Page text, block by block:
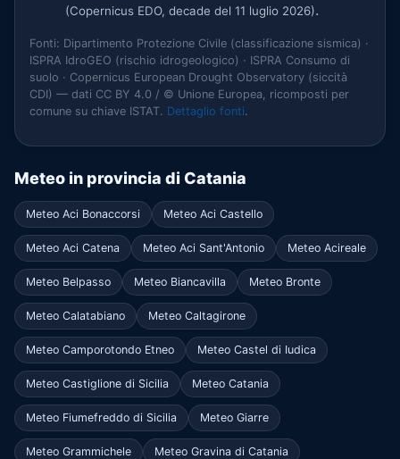
(Copernicus EDO, decade del 11 luglio 2026).
Fonti: Dipartimento Protezione Civile (classificazione sismica) ·
ISPRA IdroGEO (rischio idrogeologico) · ISPRA Consumo di
suolo · Copernicus European Drought Observatory (siccità
CDI) — dati CC BY 4.0 / © Unione Europea, ricomposti per
comune su chiave ISTAT. Dettaglio fonti.
Meteo in provincia di Catania
Meteo Aci Bonaccorsi Meteo Aci Castello
Meteo Aci Catena Meteo Aci Sant'Antonio Meteo Acireale
Meteo Belpasso Meteo Biancavilla Meteo Bronte
Meteo Calatabiano Meteo Caltagirone
Meteo Camporotondo Etneo Meteo Castel di Iudica
Meteo Castiglione di Sicilia Meteo Catania
Meteo Fiumefreddo di Sicilia Meteo Giarre
Meteo Grammichele Meteo Gravina di Catania